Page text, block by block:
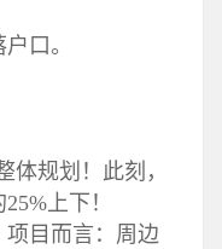
口。
规划！此刻，
上下！
项目而言：周边